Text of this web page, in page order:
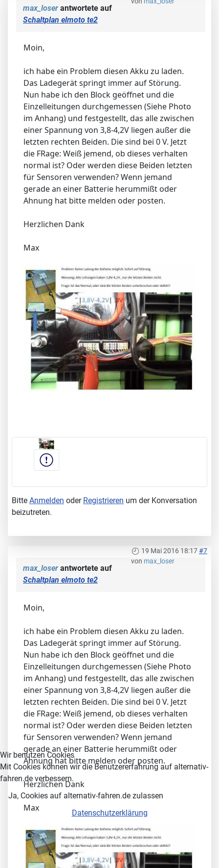
max_loser antwortete auf
Schaltplan elmoto te2
Moin,
ich habe ein Problem diesen Akku zu laden.
Das Ladegerät springt immer auf Störung.
Nun habe ich den Block geöffnet und die
Einzelleitungen durchgemessen (Siehe Photo
im Anhang) und festgestellt, das alle zwischen
einer Spannung von 3,8-4,2V liegen außer die
letzten rechten Beiden. Die sind bei 0 V. Jetzt
die FRage: Weiß jemend, ob dieses verhalten
normal ist? Oder werden diese Beiden letzten
für Sensoren verwenden? Wenn jemand
gerade an einer Batterie herummißt oder
Ahnung hat bitte melden oder posten.
Herzlichen Dank
Max
Bitte Anmelden oder Registrieren um der Konversation
beizutreten.
19 Mai 2016 18:17#7
von max_loser
max_loser antwortete auf
Schaltplan elmoto te2
Moin,
ich habe ein Problem diesen Akku zu laden.
Das Ladegerät springt immer auf Störung.
Nun habe ich den Block geöffnet und die
Einzelleitungen durchgemessen (Siehe Photo
im Anhang) und festgestellt, das alle zwischen
einer Spannung von 3,8-4,2V liegen außer die
letzten rechten Beiden. Die sind bei 0 V. Jetzt
die FRage: Weiß jemend, ob dieses verhalten
normal ist? Oder werden diese Beiden letzten
für Sensoren verwenden? Wenn jemand
gerade an einer Batterie herummißt oder
Ahnung hat bitte melden oder posten.
Herzlichen Dank
Max
Wir benutzen Cookies
Mit Cookies können wir die Benutzererfahrung auf alternativ-
fahren.de verbessern.
Ja, Cookies auf alternativ-fahren.de zulassen
Datenschutzerklärung